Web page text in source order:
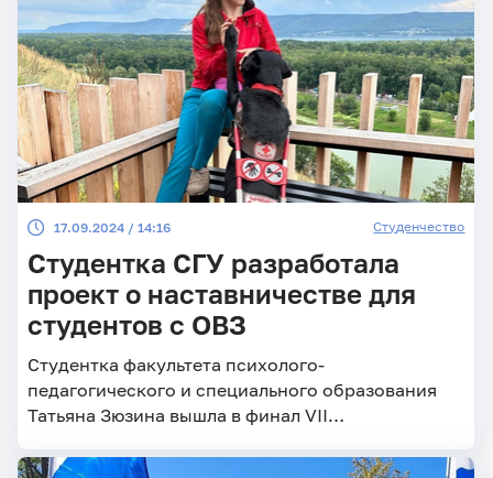
17.09.2024 / 14:16 Студенчество
Студентка СГУ разработала
проект о наставничестве для
студентов с ОВЗ
Студентка факультета психолого-
педагогического и специального образования
Татьяна Зюзина вышла в финал VII
студенческих проектов «Профессиональное